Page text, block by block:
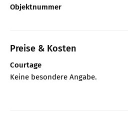
Objektnummer
Preise & Kosten
Courtage
Keine besondere Angabe.